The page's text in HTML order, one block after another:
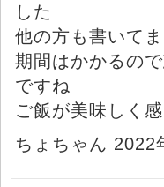
した
他の方も書いて
期間はかかるの
ですね
ご飯が美味しく
ちょちゃん 2022